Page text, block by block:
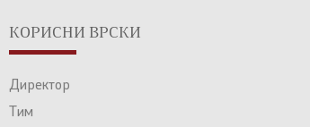
КОРИСНИ ВРСКИ
Директор
Тим